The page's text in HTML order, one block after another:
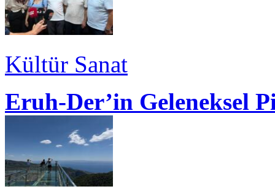
Kültür Sanat
Eruh-Der’in Geleneksel